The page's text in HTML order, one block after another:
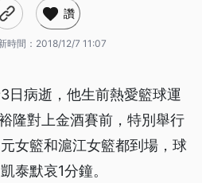
讚
時間： 2018/12/7 11:07
日病逝，他生前熱愛籃球運
隆對上金酒賽前，特別舉行
女籃和滬江女籃都到場，球
泰默哀1分鐘。